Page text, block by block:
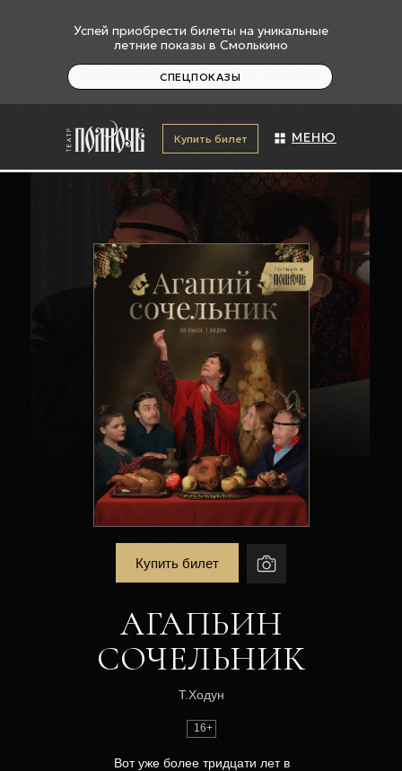
СПЕЦПОКАЗЫ
Успей приобрести билеты на уникальные
летние показы в Смолькино
МЕНЮ
Купить билет
г. Сызрань, ул.Ульяновская
На карте
+7 (927) 601-87-69
Вот уже более тридцати лет в
АГАПЬИН
СОЧЕЛЬНИК
Т.Ходун
Купить билет
16+